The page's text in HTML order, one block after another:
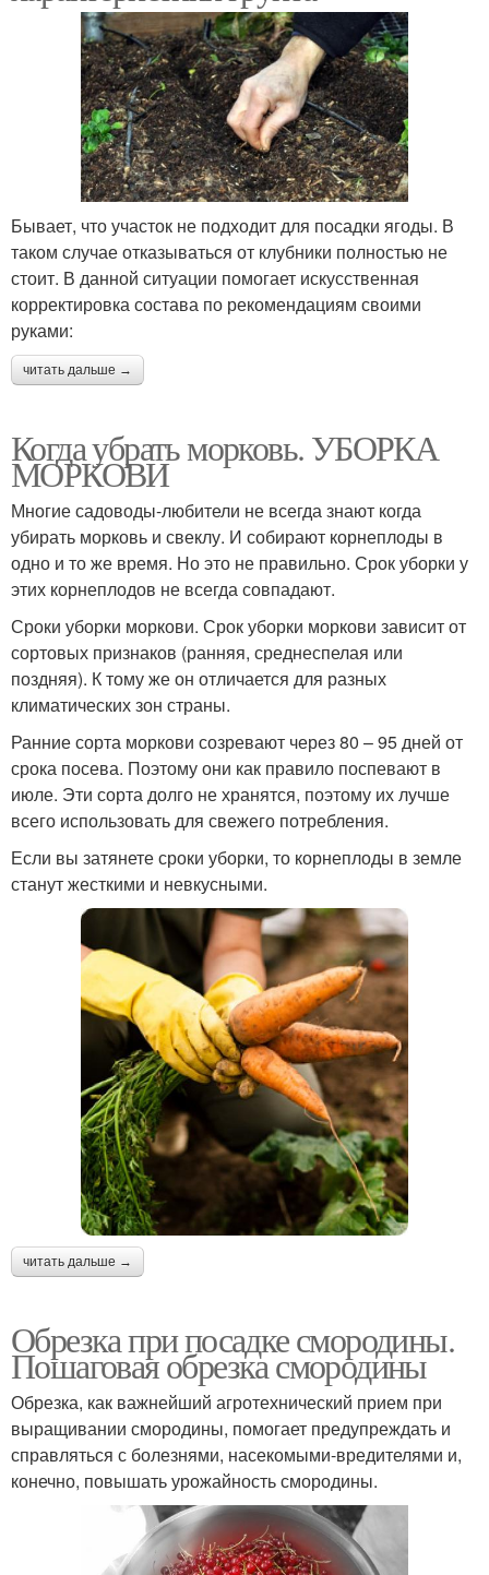
Бывает, что участок не подходит для посадки ягоды. В
таком случае отказываться от клубники полностью не
стоит. В данной ситуации помогает искусственная
корректировка состава по рекомендациям своими
руками:
читать дальше →
Когда убрать морковь. УБОРКА
МОРКОВИ
Многие садоводы-любители не всегда знают когда
убирать морковь и свеклу. И собирают корнеплоды в
одно и то же время. Но это не правильно. Срок уборки у
этих корнеплодов не всегда совпадают.
Сроки уборки моркови. Срок уборки моркови зависит от
сортовых признаков (ранняя, среднеспелая или
поздняя). К тому же он отличается для разных
климатических зон страны.
Ранние сорта моркови созревают через 80 – 95 дней от
срока посева. Поэтому они как правило поспевают в
июле. Эти сорта долго не хранятся, поэтому их лучше
всего использовать для свежего потребления.
Если вы затянете сроки уборки, то корнеплоды в земле
станут жесткими и невкусными.
читать дальше →
Обрезка при посадке смородины.
Пошаговая обрезка смородины
Обрезка, как важнейший агротехнический прием при
выращивании смородины, помогает предупреждать и
справляться с болезнями, насекомыми-вредителями и,
конечно, повышать урожайность смородины.